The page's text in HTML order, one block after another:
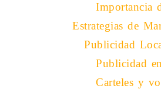
Importancia
Estrategias de
Publicidad
Publicidad
Carteles y